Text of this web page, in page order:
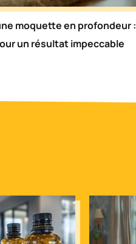
moquette en profondeur :
un résultat impeccable